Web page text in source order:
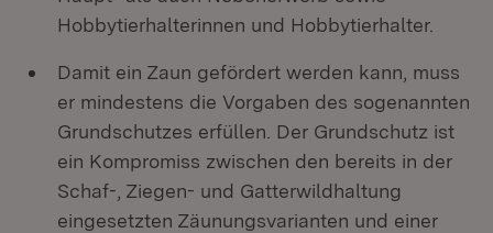
Hobbytierhalterinnen und Hobbytierhalter.
Damit ein Zaun gefördert werden kann, muss
er mindestens die Vorgaben des sogenannten
Grundschutzes erfüllen. Der Grundschutz ist
ein Kompromiss zwischen den bereits in der
Schaf-, Ziegen- und Gatterwildhaltung
eingesetzten Zäunungsvarianten und einer